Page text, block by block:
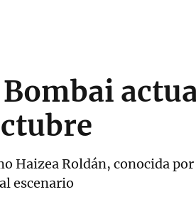
Haizea Roldán, conocida
escenario